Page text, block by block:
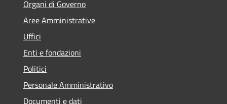
Organi di Governo
Aree Amministrative
Uffici
Enti e fondazioni
Politici
Personale Amministrativo
Documenti e dati